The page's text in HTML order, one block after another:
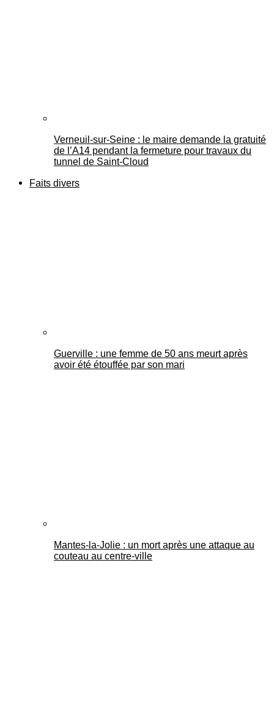
Verneuil-sur-Seine : le maire demande la gratuité
de l’A14 pendant la fermeture pour travaux du
tunnel de Saint-Cloud
Faits divers
Guerville : une femme de 50 ans meurt après
avoir été étouffée par son mari
Mantes-la-Jolie : un mort après une attaque au
couteau au centre-ville